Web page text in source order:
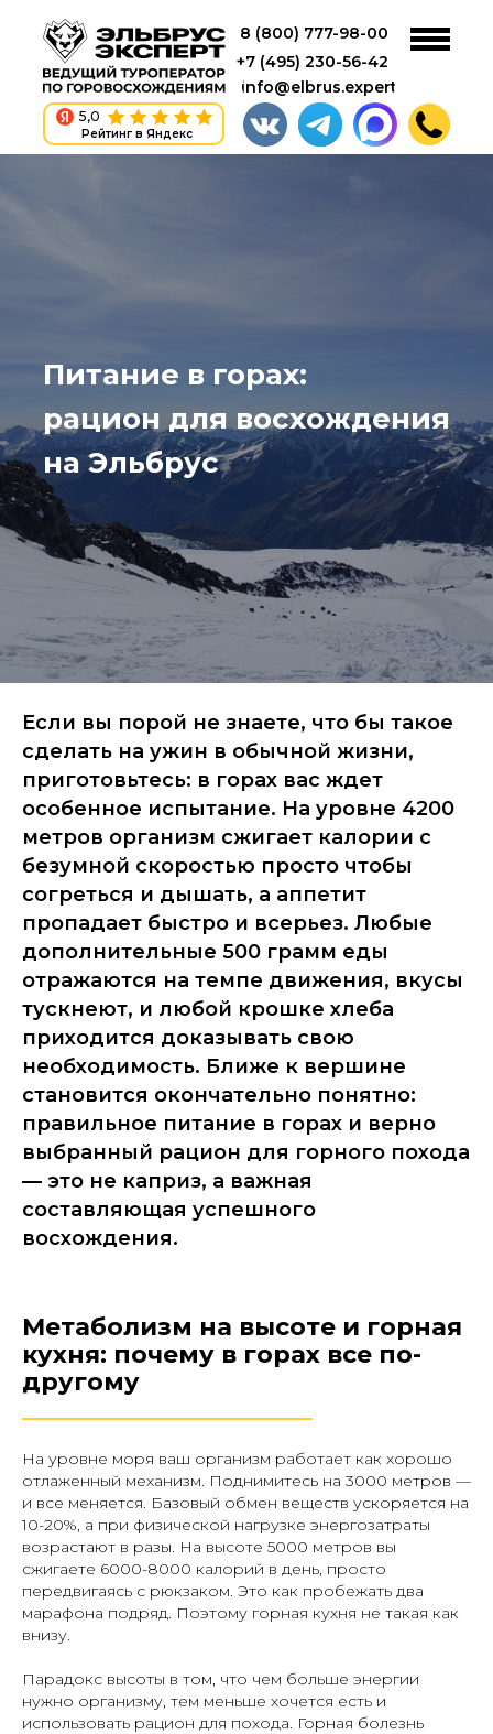
info@elbrus.expert
+7 (495) 230-56-42
8 (800) 777-98-00
5,0
Рейтинг в Яндекс
Питание в горах:
рацион для восхождения
на Эльбрус
Если вы порой не знаете, что бы такое
сделать на ужин в обычной жизни,
приготовьтесь: в горах вас ждет
особенное испытание. На уровне 4200
метров организм сжигает калории с
безумной скоростью просто чтобы
согреться и дышать, а аппетит
пропадает быстро и всерьез. Любые
дополнительные 500 грамм еды
отражаются на темпе движения, вкусы
тускнеют, и любой крошке хлеба
приходится доказывать свою
необходимость. Ближе к вершине
становится окончательно понятно:
правильное питание в горах и верно
выбранный рацион для горного похода
— это не каприз, а важная
составляющая успешного
восхождения.
Метаболизм на высоте и горная
кухня: почему в горах все по-
другому
На уровне моря ваш организм работает как хорошо
отлаженный механизм. Поднимитесь на 3000 метров —
и все меняется. Базовый обмен веществ ускоряется на
10-20%, а при физической нагрузке энергозатраты
возрастают в разы. На высоте 5000 метров вы
сжигаете 6000-8000 калорий в день, просто
передвигаясь с рюкзаком. Это как пробежать два
марафона подряд. Поэтому горная кухня не такая как
внизу.
Парадокс высоты в том, что чем больше энергии
нужно организму, тем меньше хочется есть и
использовать рацион для похода. Горная болезнь